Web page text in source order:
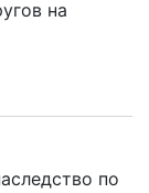
на
по